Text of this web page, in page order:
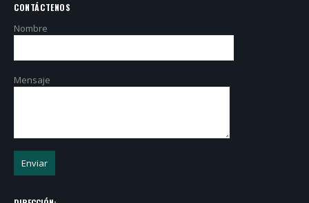
CONTÁCTENOS
Nombre
Mensaje